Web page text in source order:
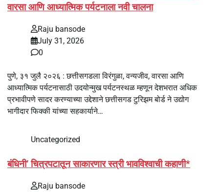
वारसा आणि आध्यात्मिक पर्यटनाला नवी चालना
Raju bansode
July 31, 2026
0
पुणे, ३१ जुलै २०२६ : छत्तीसगडला विरंगुळा, वन्यजीव, वारसा आणि
आध्यात्मिक पर्यटनासाठी उदयोन्मुख पर्यटनस्थळ म्हणून देशभरात अधिक
प्रभावीपणे सादर करण्याच्या उद्देशाने छत्तीसगड टुरिझम बोर्ड ने उद्योग
भागीदार फिक्की यांच्या सहकार्याने…
Uncategorized
बंधिनी’ चित्रपटातून साकारणार स्त्री भावविश्वाची कहाणी*
Raju bansode